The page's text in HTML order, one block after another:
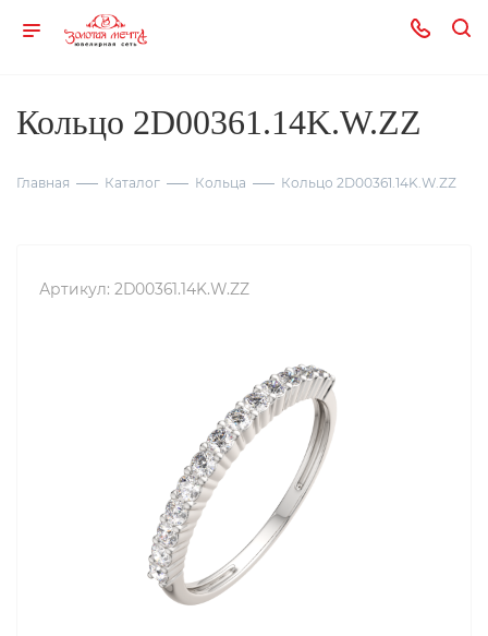
Кольцо 2D00361.14K.W.ZZ
Главная Каталог Кольца Кольцо 2D00361.14K.W.ZZ
Артикул: 2D00361.14K.W.ZZ